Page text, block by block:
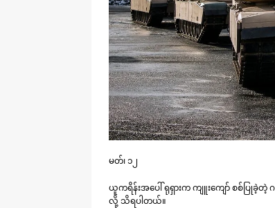
မတ်၊ ၁၂
ယူကရိန်းအပေါ် ရုရှားက ကျူးကျော် စစ်ပ
လို့ သိရပါတယ်။